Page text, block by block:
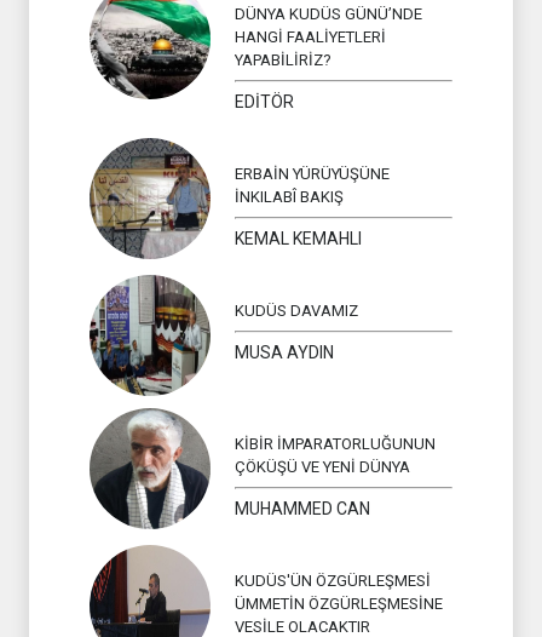
DÜNYA KUDÜS GÜNÜ’NDE
HANGİ FAALİYETLERİ
YAPABİLİRİZ?
EDİTÖR
ERBAİN YÜRÜYÜŞÜNE
İNKILABÎ BAKIŞ
KEMAL KEMAHLI
KUDÜS DAVAMIZ
MUSA AYDIN
KİBİR İMPARATORLUĞUNUN
ÇÖKÜŞÜ VE YENİ DÜNYA
MUHAMMED CAN
KUDÜS'ÜN ÖZGÜRLEŞMESİ
ÜMMETİN ÖZGÜRLEŞMESİNE
VESİLE OLACAKTIR